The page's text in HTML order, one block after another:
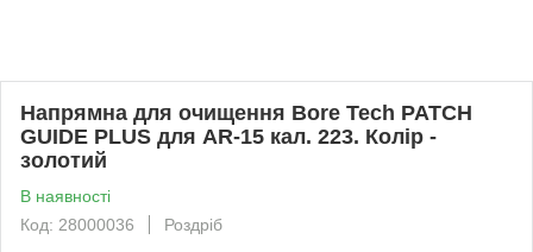
Напрямна для очищення Bore Tech PATCH
GUIDE PLUS для AR-15 кал. 223. Колір -
золотий
В наявності
Код: 28000036
Роздріб